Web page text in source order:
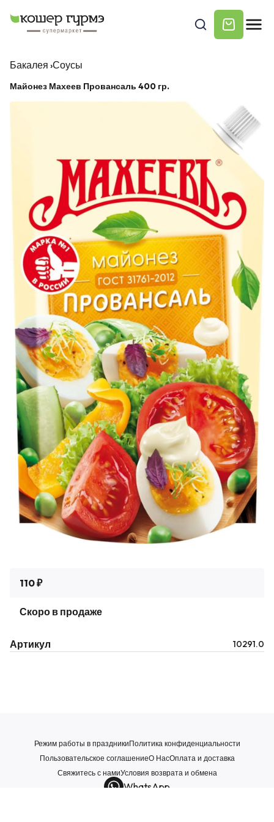
Бакалея ›Соусы
Майонез Махеев Провансаль 400 гр.
110 ₽
Скоро в продаже
Артикул 10291.0
Режим работы в праздникиПолитика конфиденциальности
Пользовательское соглашениеО НасОплата и доставка
Свяжитесь с намиУсловия возврата и обмена
WhatsApp